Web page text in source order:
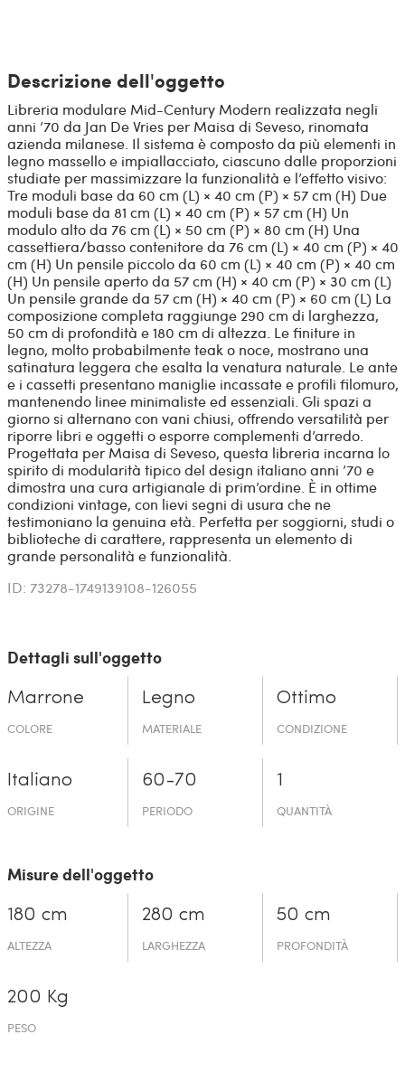
Descrizione dell'oggetto
Libreria modulare Mid-Century Modern realizzata negli
anni ’70 da Jan De Vries per Maisa di Seveso, rinomata
azienda milanese. Il sistema è composto da più elementi in
legno massello e impiallacciato, ciascuno dalle proporzioni
studiate per massimizzare la funzionalità e l’effetto visivo:
Tre moduli base da 60 cm (L) × 40 cm (P) × 57 cm (H) Due
moduli base da 81 cm (L) × 40 cm (P) × 57 cm (H) Un
modulo alto da 76 cm (L) × 50 cm (P) × 80 cm (H) Una
cassettiera/basso contenitore da 76 cm (L) × 40 cm (P) × 40
cm (H) Un pensile piccolo da 60 cm (L) × 40 cm (P) × 40 cm
(H) Un pensile aperto da 57 cm (H) × 40 cm (P) × 30 cm (L)
Un pensile grande da 57 cm (H) × 40 cm (P) × 60 cm (L) La
composizione completa raggiunge 290 cm di larghezza,
50 cm di profondità e 180 cm di altezza. Le finiture in
legno, molto probabilmente teak o noce, mostrano una
satinatura leggera che esalta la venatura naturale. Le ante
e i cassetti presentano maniglie incassate e profili filomuro,
mantenendo linee minimaliste ed essenziali. Gli spazi a
giorno si alternano con vani chiusi, offrendo versatilità per
riporre libri e oggetti o esporre complementi d’arredo.
Progettata per Maisa di Seveso, questa libreria incarna lo
spirito di modularità tipico del design italiano anni ’70 e
dimostra una cura artigianale di prim’ordine. È in ottime
condizioni vintage, con lievi segni di usura che ne
testimoniano la genuina età. Perfetta per soggiorni, studi o
biblioteche di carattere, rappresenta un elemento di
grande personalità e funzionalità.
ID: 73278-1749139108-126055
Dettagli sull'oggetto
Marrone
COLORE
Legno
MATERIALE
Ottimo
CONDIZIONE
Italiano
ORIGINE
60-70
PERIODO
1
QUANTITÀ
Misure dell'oggetto
180 cm
ALTEZZA
280 cm
LARGHEZZA
50 cm
PROFONDITÀ
200 Kg
PESO